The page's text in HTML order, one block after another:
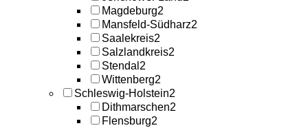
Magdeburg2
Mansfeld-Südharz2
Saalekreis2
Salzlandkreis2
Stendal 2
Wittenberg2
Schleswig-Holstein2
Dithmarschen2
Flensburg2